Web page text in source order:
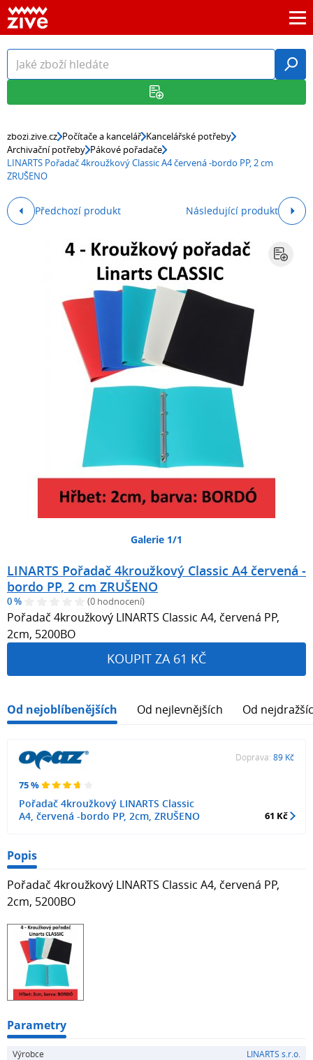
zbozi.zive.cz Počítače a kancelář Kancelářské potřeby
Archivační potřeby Pákové pořadače
LINARTS Pořadač 4kroužkový Classic A4 červená -bordo PP, 2 cm
ZRUŠENO
Předchozí produkt Následující produkt
Galerie 1/1
LINARTS Pořadač 4kroužkový Classic A4 červená -
bordo PP, 2 cm ZRUŠENO
0 % (0 hodnocení)
Pořadač 4kroužkový LINARTS Classic A4, červená PP,
2cm, 5200BO
KOUPIT ZA 61 KČ
Od nejoblíbenějších Od nejlevnějších Od
75 %
Pořadač 4kroužkový LINARTS Classic
A4, červená -bordo PP, 2cm, ZRUŠENO
Doprava: 89 Kč
61 Kč
Popis
Pořadač 4kroužkový LINARTS Classic A4, červená PP,
2cm, 5200BO
Parametry
Výrobce
LINARTS s.r.o.